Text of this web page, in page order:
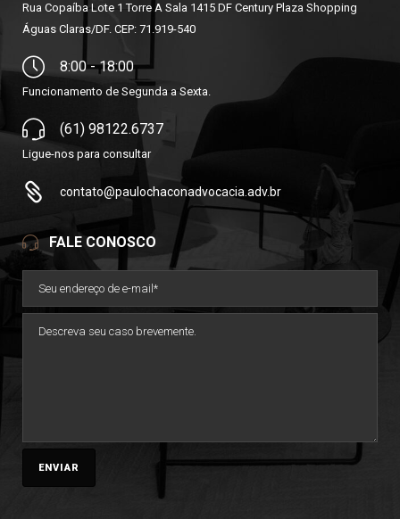
Rua Copaíba Lote 1 Torre A Sala 1415 DF Century Plaza Shopping
Águas Claras/DF. CEP: 71.919-540
8:00 - 18:00
Funcionamento de Segunda a Sexta.
(61) 98122.6737
Ligue-nos para consultar
contato@paulochaconadvocacia.adv.br
FALE CONOSCO